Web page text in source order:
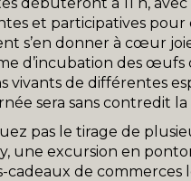
et participatives
s’en donner à cœur
d’incubation des œufs
vivants de différentes
sera sans contredit
pas le tirage de
une excursion en
cadeaux de commerces